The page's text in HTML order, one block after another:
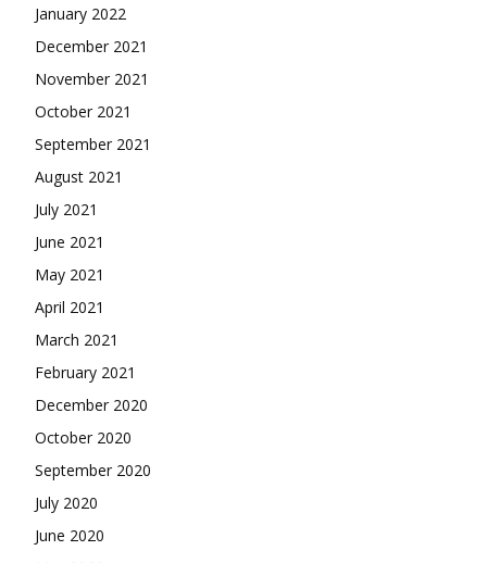
January 2022
December 2021
November 2021
October 2021
September 2021
August 2021
July 2021
June 2021
May 2021
April 2021
March 2021
February 2021
December 2020
October 2020
September 2020
July 2020
June 2020